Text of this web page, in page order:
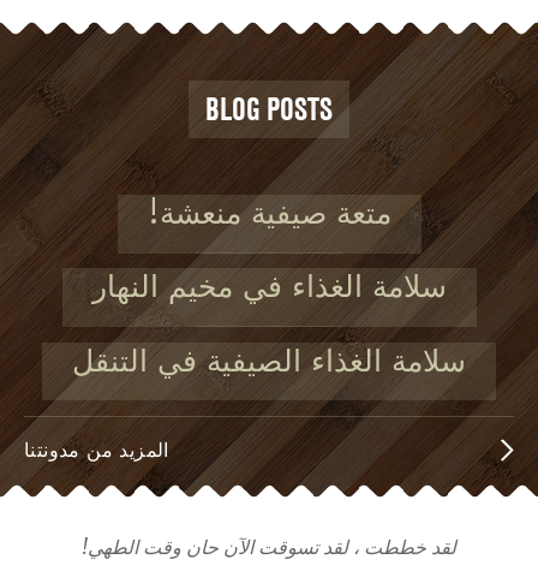
BLOG POSTS
متعة صيفية منعشة!
سلامة الغذاء في مخيم النهار
سلامة الغذاء الصيفية في التنقل
المزيد من مدونتنا
لقد خططت ، لقد تسوقت الآن حان وقت الطهي!